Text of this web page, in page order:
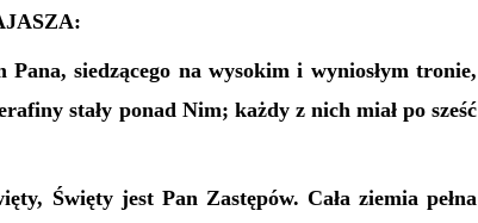
siedzącego na wysokim i wyniosłym tronie,
stały ponad Nim; każdy z nich miał po sześć
Święty jest Pan Zastępów. Cała ziemia pełna